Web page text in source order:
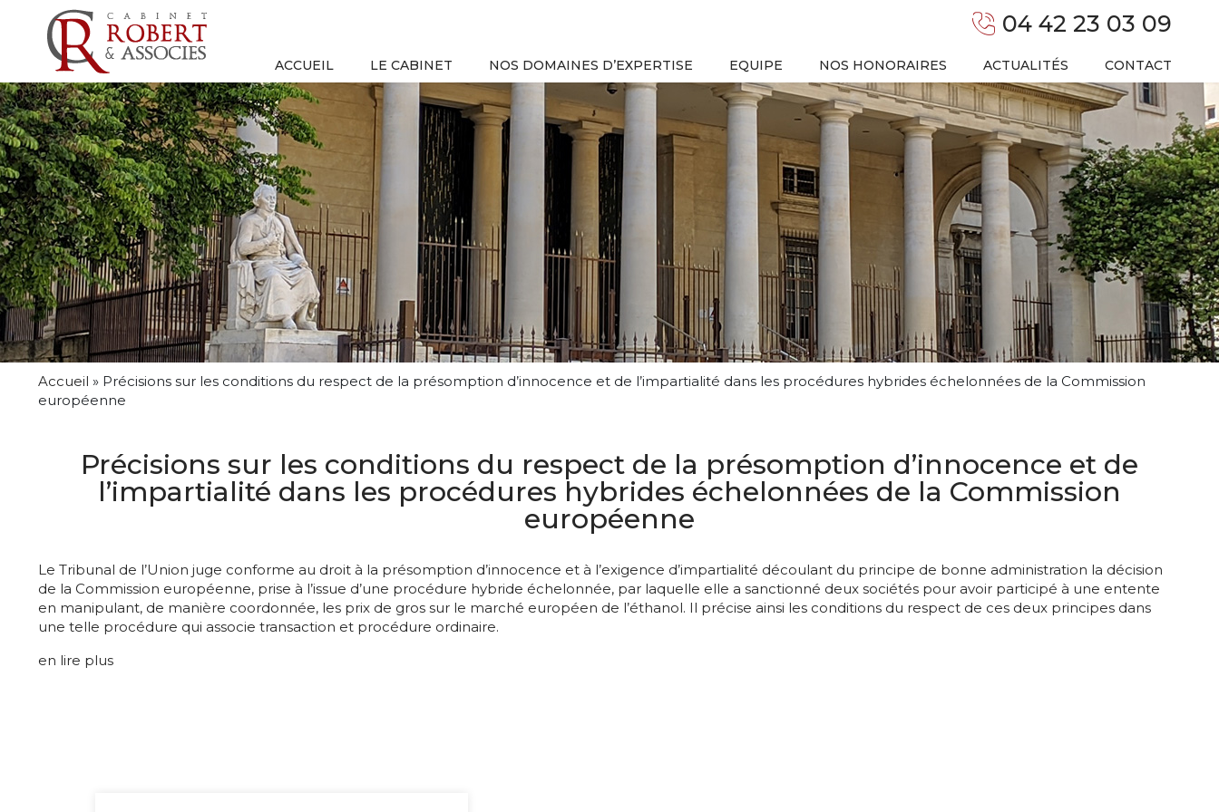
04 42 23 03 09
ACCUEIL LE CABINET NOS DOMAINES D’EXPERTISE EQUIPE NOS HONORAIRES ACTUALITÉS CONTACT
Accueil » Précisions sur les conditions du respect de la présomption d’innocence et de l’impartialité dans les procédures hybrides échelonnées de la Commission
européenne
Précisions sur les conditions du respect de la présomption d’innocence et de
l’impartialité dans les procédures hybrides échelonnées de la Commission
européenne
Le Tribunal de l’Union juge conforme au droit à la présomption d’innocence et à l’exigence d’impartialité découlant du principe de bonne administration la décision
de la Commission européenne, prise à l’issue d’une procédure hybride échelonnée, par laquelle elle a sanctionné deux sociétés pour avoir participé à une entente
en manipulant, de manière coordonnée, les prix de gros sur le marché européen de l’éthanol. Il précise ainsi les conditions du respect de ces deux principes dans
une telle procédure qui associe transaction et procédure ordinaire.
en lire plus